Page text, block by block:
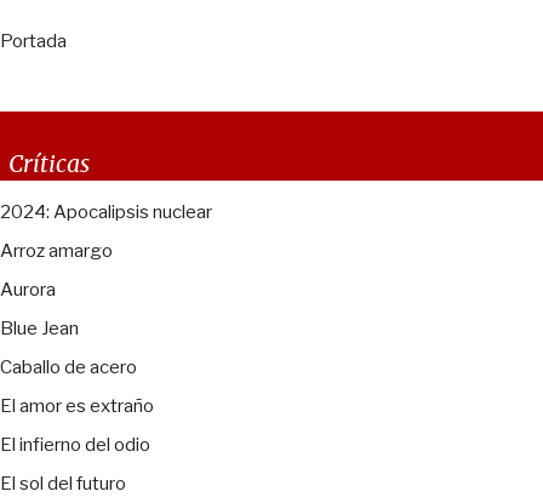
Portada
Críticas
2024: Apocalipsis nuclear
Arroz amargo
Aurora
Blue Jean
Caballo de acero
El amor es extraño
El infierno del odio
El sol del futuro